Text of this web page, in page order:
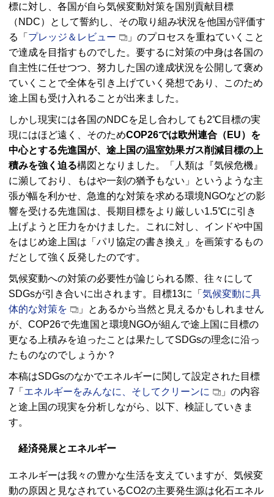
標に対し、各国が自ら気候変動対策を国別貢献目標
（NDC）として誓約し、その取り組み状況を他国が評価す
る「 プレッジ＆レビュー
」のプロセスを重ねていくこと
で達成を目指すものでした。要するに対策の中身は各国の
自主性に任せつつ、努力した国の達成状況を公開して褒め
ていくことで全体を引き上げていく発想であり、このため
途上国も受け入れることが出来ました。
しかし現実には各国のNDCを足し合わしても2℃目標の実
現にはほど遠く、そのためCOP26では欧州連合（EU）を
中心とする先進国が、途上国の温室効果ガス削減目標の上
積みを強く迫る構図となりました。「人類は『気候危機』
に瀕しており、もはや一刻の猶予もない」というような主
張が幅を利かせ、急進的な対策を求める環境NGOなどの影
響を受ける先進国は、長期目標をより厳しい1.5℃に引き
上げようと圧力をかけました。これに対し、インドや中国
をはじめ途上国は「パリ協定の書き換え」を画策するもの
だとして強く反発したのです。
気候変動への対策の必要性が論じられる際、往々にして
SDGsが引き合いに出されます。目標13に「 気候変動に具
体的な対策を
」とあるから当然と見えるかもしれません
が、COP26で先進国と環境NGOが組んで途上国に目標の
更なる上積みを迫ったことは果たしてSDGsの理念に沿っ
たものなのでしょうか？
本稿はSDGsのなかでエネルギーに関して設定された目標
7「 エネルギーをみんなに、そしてクリーンに
」の内容
と途上国の現実を分析しながら、以下、検証していきま
す。
経済発展とエネルギー
エネルギーは我々の豊かな生活を支えていますが、気候変
動の原因と見なされているCO2の主要発生源は化石エネル